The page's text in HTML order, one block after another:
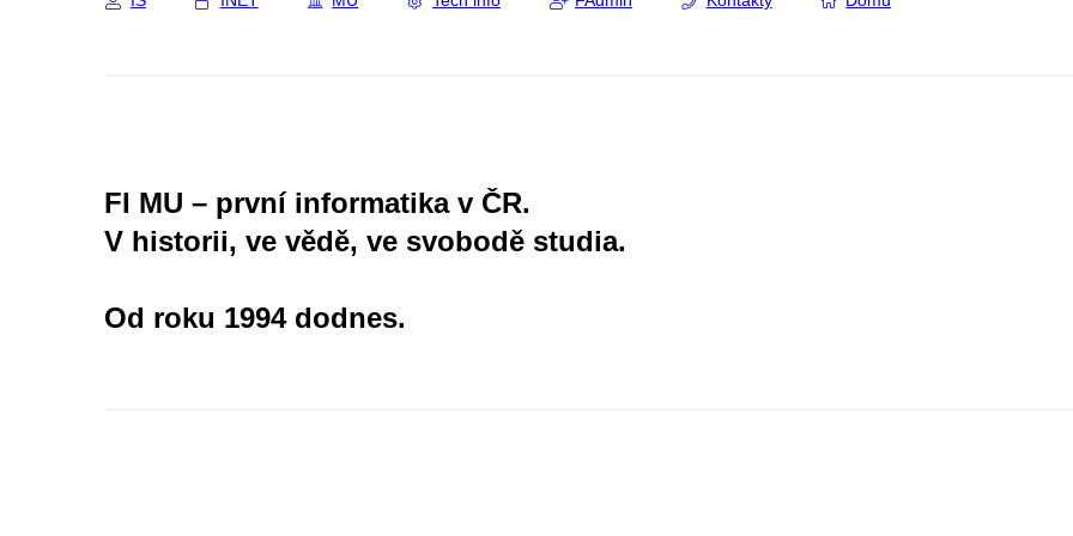
FI MU – první informatika v ČR.
V historii, ve vědě, ve svobodě studia.
Od roku 1994 dodnes.